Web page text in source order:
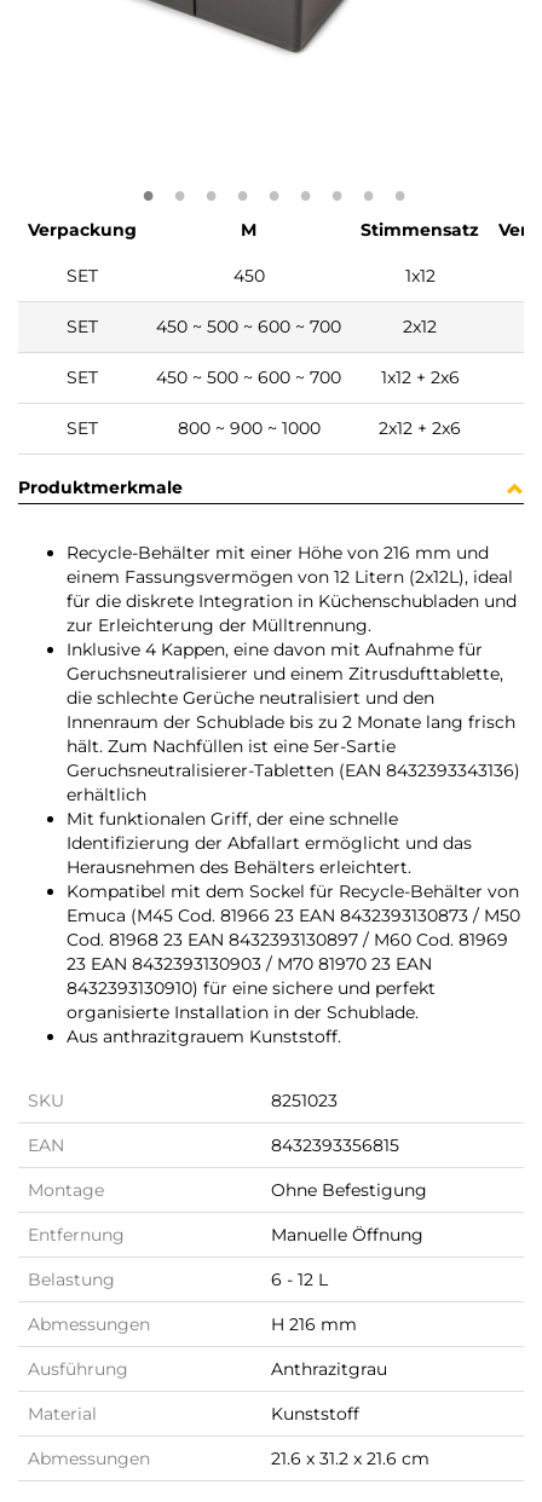
Verpackung M Stimmensatz
SET 450 1x12
SET 450 ~ 500 ~ 600 ~ 700 2x12
SET 450 ~ 500 ~ 600 ~ 700 1x12 + 2x6
SET 800 ~ 900 ~ 1000 2x12 + 2x6
Produktmerkmale
Recycle-Behälter mit einer Höhe von 216 mm und
einem Fassungsvermögen von 12 Litern (2x12L), ideal
für die diskrete Integration in Küchenschubladen und
zur Erleichterung der Mülltrennung.
Inklusive 4 Kappen, eine davon mit Aufnahme für
Geruchsneutralisierer und einem Zitrusdufttablette,
die schlechte Gerüche neutralisiert und den
Innenraum der Schublade bis zu 2 Monate lang frisch
hält. Zum Nachfüllen ist eine 5er-Sartie
Geruchsneutralisierer-Tabletten (EAN 8432393343136)
erhältlich
Mit funktionalen Griff, der eine schnelle
Identifizierung der Abfallart ermöglicht und das
Herausnehmen des Behälters erleichtert.
Kompatibel mit dem Sockel für Recycle-Behälter von
Emuca (M45 Cod. 81966 23 EAN 8432393130873 / M50
Cod. 81968 23 EAN 8432393130897 / M60 Cod. 81969
23 EAN 8432393130903 / M70 81970 23 EAN
8432393130910) für eine sichere und perfekt
organisierte Installation in der Schublade.
Aus anthrazitgrauem Kunststoff.
SKU 8251023
EAN 8432393356815
Montage Ohne Befestigung
Entfernung Manuelle Öffnung
Belastung 6 - 12 L
Abmessungen H 216 mm
Ausführung Anthrazitgrau
Material Kunststoff
Abmessungen 21.6 x 31.2 x 21.6 cm